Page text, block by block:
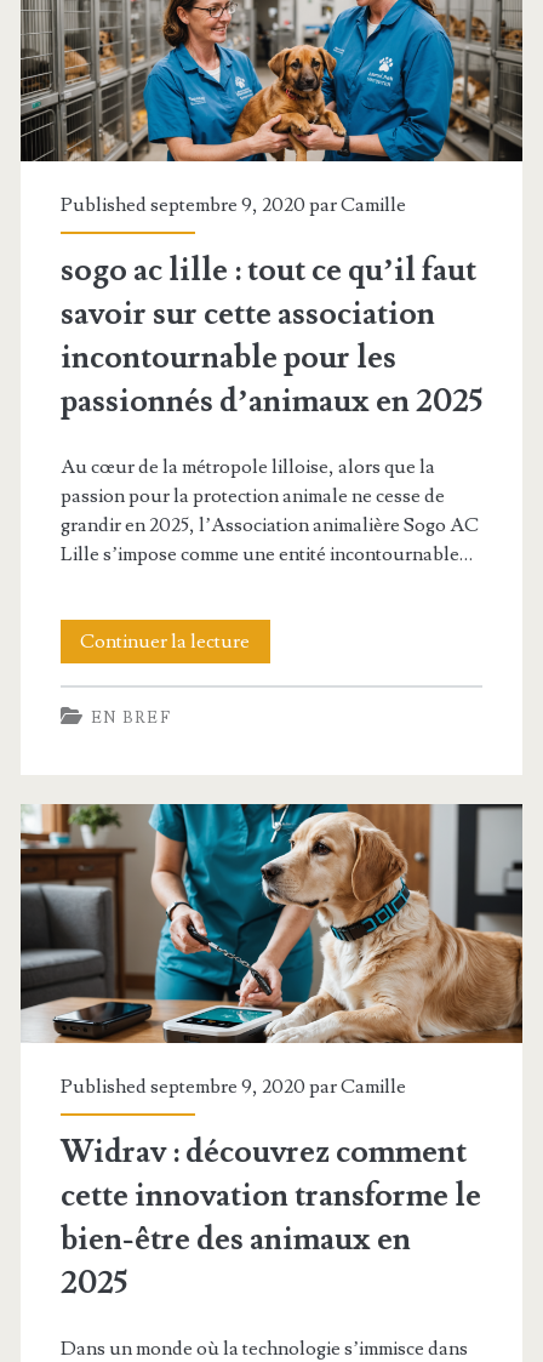
exacte
de
ce
phénomène
de
scène
urbaine
en
2025
Published septembre 9, 2020 parCamille
sogo ac lille : tout ce qu’il faut
savoir sur cette association
incontournable pour les
passionnés d’animaux en 2025
Au cœur de la métropole lilloise, alors que la
passion pour la protection animale ne cesse de
grandir en 2025, l’Association animalière Sogo AC
Lille s’impose comme une entité incontournable…
Continuer la lecture
ac
tout
ce
qu’il
faut
savoir
sur
cette
incontournable
pour
les
d’animaux
EN BREF
Published septembre 9, 2020 parCamille
Widrav : découvrez comment
cette innovation transforme le
bien-être des animaux en
2025
Dans un monde où la technologie s’immisce dans